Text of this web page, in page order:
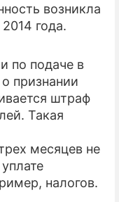
возникла
года.
по подаче в
признании
штраф
Такая
месяцев не
налогов.